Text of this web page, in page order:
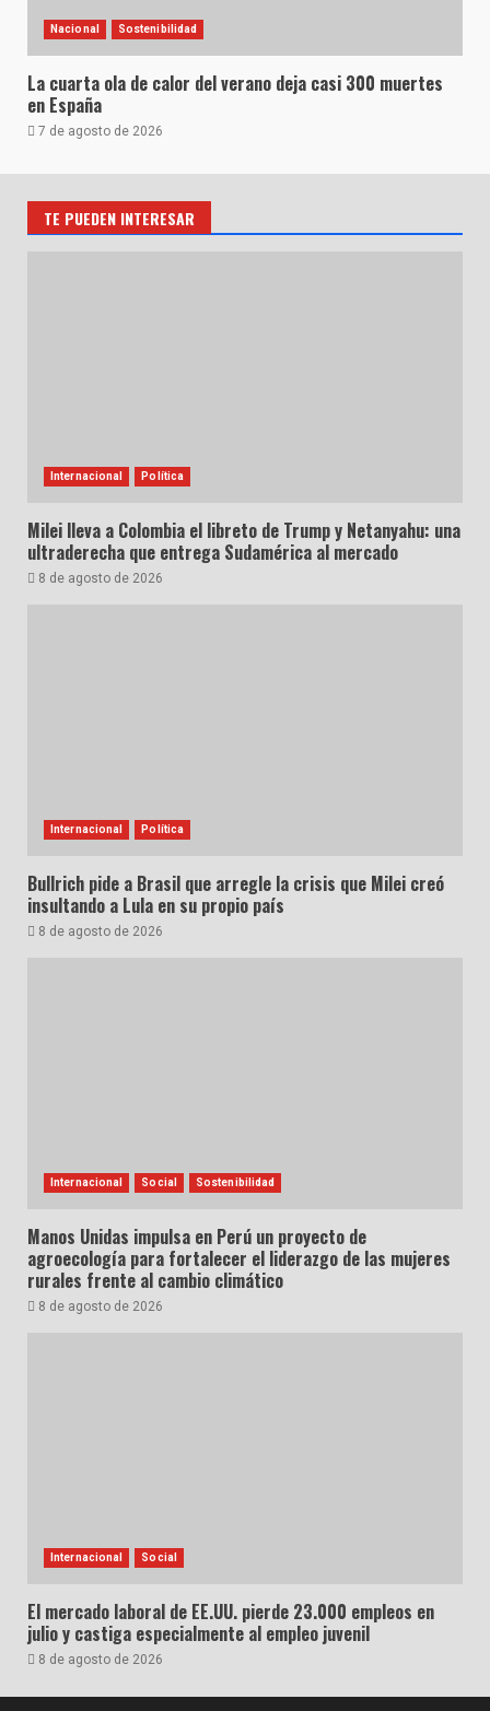
Nacional Sostenibilidad
La cuarta ola de calor del verano deja casi 300 muertes
en España
7 de agosto de 2026
TE PUEDEN INTERESAR
Internacional Política
Milei lleva a Colombia el libreto de Trump y Netanyahu: una
ultraderecha que entrega Sudamérica al mercado
8 de agosto de 2026
Internacional Política
Bullrich pide a Brasil que arregle la crisis que Milei creó
insultando a Lula en su propio país
8 de agosto de 2026
Internacional Social Sostenibilidad
Manos Unidas impulsa en Perú un proyecto de
agroecología para fortalecer el liderazgo de las mujeres
rurales frente al cambio climático
8 de agosto de 2026
Internacional Social
El mercado laboral de EE.UU. pierde 23.000 empleos en
julio y castiga especialmente al empleo juvenil
8 de agosto de 2026